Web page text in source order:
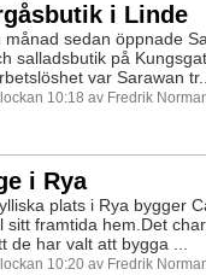
i Linde
månad sedan öppnade
salladsbutik på
var Sarawan
10:18 av Fredrik
i Rya
plats i Rya bygger
sitt framtida hem.Det
de har valt att bygga ...
10:20 av Fredrik